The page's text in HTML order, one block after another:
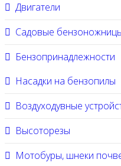
Двигатели
Садовые
Бензопринадлежности
Насадки на бензопилы
Воздуходувные
Высоторезы
Мотобуры, шнеки